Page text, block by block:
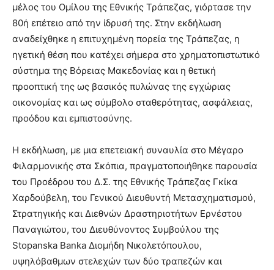
μέλος του Ομίλου της Εθνικής Τράπεζας, γιόρτασε την
80ή επέτειο από την ίδρυσή της. Στην εκδήλωση
αναδείχθηκε η επιτυχημένη πορεία της Τράπεζας, η
ηγετική θέση που κατέχει σήμερα στο χρηματοπιστωτικό
σύστημα της Βόρειας Μακεδονίας και η θετική
προοπτική της ως βασικός πυλώνας της εγχώριας
οικονομίας και ως σύμβολο σταθερότητας, ασφάλειας,
προόδου και εμπιστοσύνης.
Η εκδήλωση, με μια επετειακή συναυλία στο Μέγαρο
Φιλαρμονικής στα Σκόπια, πραγματοποιήθηκε παρουσία
του Προέδρου του Δ.Σ. της Εθνικής Τράπεζας Γκίκα
Χαρδούβελη, του Γενικού Διευθυντή Μετασχηματισμού,
Στρατηγικής και Διεθνών Δραστηριοτήτων Ερνέστου
Παναγιώτου, του Διευθύνοντος Συμβούλου της
Stopanska Banka Διομήδη Νικολετόπουλου,
υψηλόβαθμων στελεχών των δύο τραπεζών και